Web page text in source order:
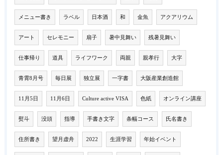
メニュー書き ラベル 日本酒 和 金魚 アクアリウム
アート セレモニー 扇子 暑中見舞い 残暑見舞い
仕事帰り 道具 ライフワーク 両親 親孝行 大字
青霄8月号 毎日展 独立展 一字書 大阪産業創造館
11月5日 11月6日 Culture active VISA 色紙 オンライン講座
熨斗 没頭 指導 手書き文字 条幅コース 氏名書き
住所書き 望月虚舟 2022 生涯学習 年始イベント